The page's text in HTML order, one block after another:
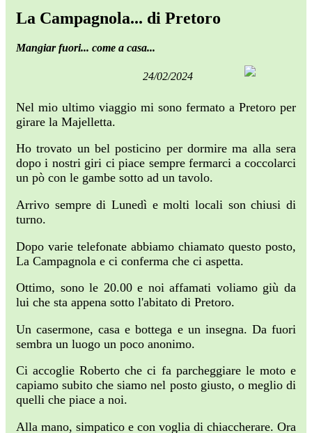
La Campagnola... di Pretoro
Mangiar fuori... come a casa...
24/02/2024
Nel mio ultimo viaggio mi sono fermato a Pretoro per
girare la Majelletta.
Ho trovato un bel posticino per dormire ma alla sera
dopo i nostri giri ci piace sempre fermarci a coccolarci
un pò con le gambe sotto ad un tavolo.
Arrivo sempre di Lunedì e molti locali son chiusi di
turno.
Dopo varie telefonate abbiamo chiamato questo posto,
La Campagnola e ci conferma che ci aspetta.
Ottimo, sono le 20.00 e noi affamati voliamo giù da
lui che sta appena sotto l'abitato di Pretoro.
Un casermone, casa e bottega e un insegna. Da fuori
sembra un luogo un poco anonimo.
Ci accoglie Roberto che ci fa parcheggiare le moto e
capiamo subito che siamo nel posto giusto, o meglio di
quelli che piace a noi.
Alla mano, simpatico e con voglia di chiaccherare. Ora